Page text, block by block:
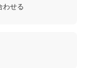
わせる